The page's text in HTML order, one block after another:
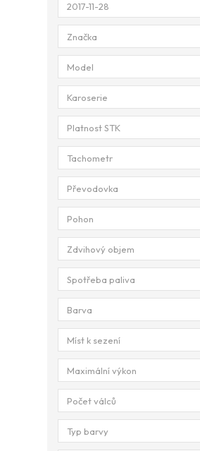
2017-11-28
Značka
Model
Karoserie
Platnost STK
Tachometr
Převodovka
Pohon
Zdvihový objem
Spotřeba paliva
Barva
Míst k sezení
Maximální výkon
Počet válců
Typ barvy